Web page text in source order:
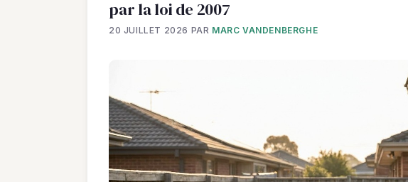
par la loi de 2007
20 JUILLET 2026 PAR MARC VANDENBERGHE